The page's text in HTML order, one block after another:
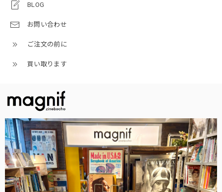
BLOG
お問い合わせ
ご注文の前に
買い取ります